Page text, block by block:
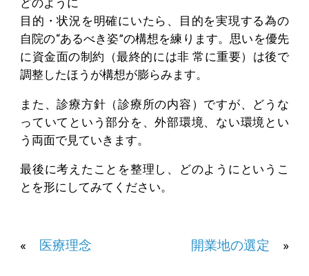
目的・状況を明確にいたら、目的を実現する為の
自院の“あるべき姿”の構想を練ります。思いを優先
に資金面の制約（最終的には非 常に重要）は後で
調整したほうが構想が膨らみます。
また、診療方針（診療所の内容）ですが、どうな
っていてという部分を、外部環境、ない環境とい
う両面で見ていきます。
最後に考えたことを整理し、どのようにというこ
とを形にしてみてください。
« 医療理念 開業地の選定 »